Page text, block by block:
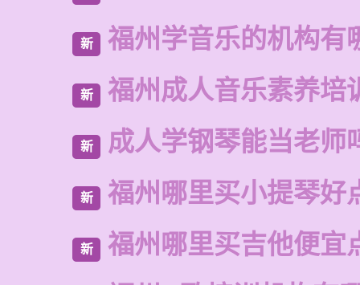
新 福州学音乐的机构有
新 福州成人音乐素养培
新 成人学钢琴能当老师
新 福州哪里买小提琴好
新 福州哪里买吉他便宜